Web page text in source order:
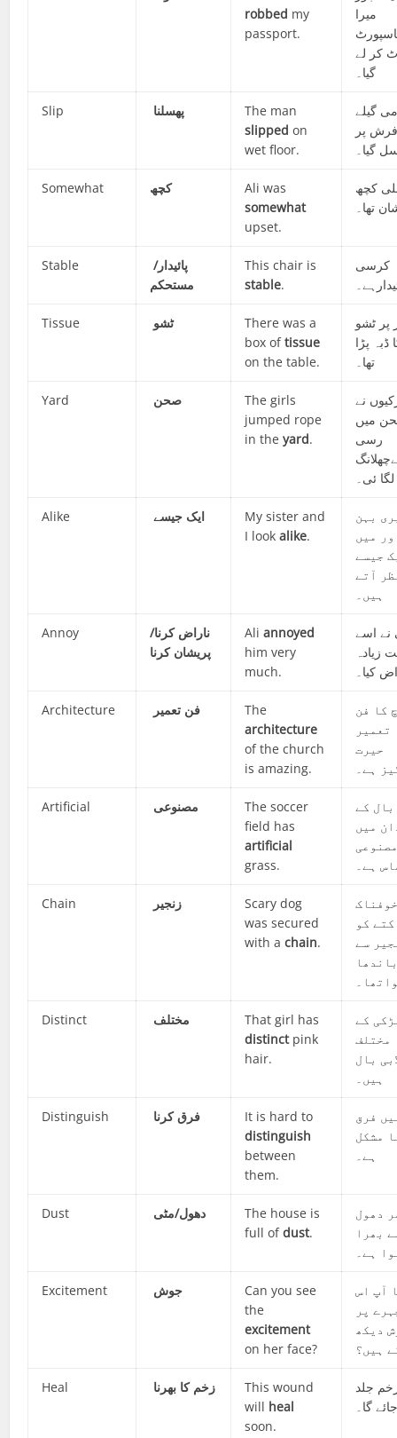
robbed my
passport.
میرا
کر لے
گیا۔
Slip پھسلنا
The man
slipped on
wet floor.
گیلے
پر
گیا۔
Somewhat کچھ
Ali was
somewhat
upset.
کچھ
تھا۔
Stable
پائیدار/
مستحکم
This chair is
stable.
کرسی
Tissue ٹشو
There was a
box oftissue
on the table.
پر ٹشو
ڈبہ پڑا
تھا۔
Yard صحن
The girls
jumped rope
in theyard.
نے
میں
رسی
لگا ئی۔
Alike ایک جیسے
My sister and
I lookalike.
بہن
میں
جیسے
آتے
ہیں۔
Annoy
ناراض کرنا/
پریشان کرنا
Aliannoyed
him very
much.
نے اسے
زیادہ
کیا۔
Architecture فن تعمیر
The
architecture
of the church
is amazing.
کا فن
تعمیر
حیرت
ہے۔
Artificial مصنوعی
The soccer
field has
artificial
grass.
کے
میں
ہے۔
Chain زنجیر
Scary dog
was secured
with achain.
کتے کو
سے
Distinct مختلف
That girl has
distinctpink
hair.
کے
مختلف
بال
ہیں۔
Distinguish فرق کرنا
It is hard to
distinguish
between
them.
فرق
مشکل
ہے۔
Dust دھول/مٹی
The house is
full ofdust.
دھول
بھرا
ہے۔
Excitement جوش
Can you see
the
excitement
on her face?
آپ اس
پر
دیکھ
ہیں؟
Heal زخم کا بھرنا
This wound
will heal
soon.
جلد
گا۔